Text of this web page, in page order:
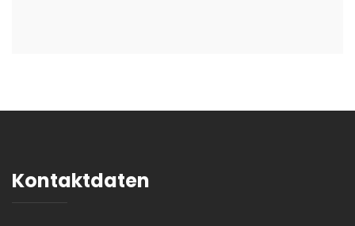
Kontaktdaten